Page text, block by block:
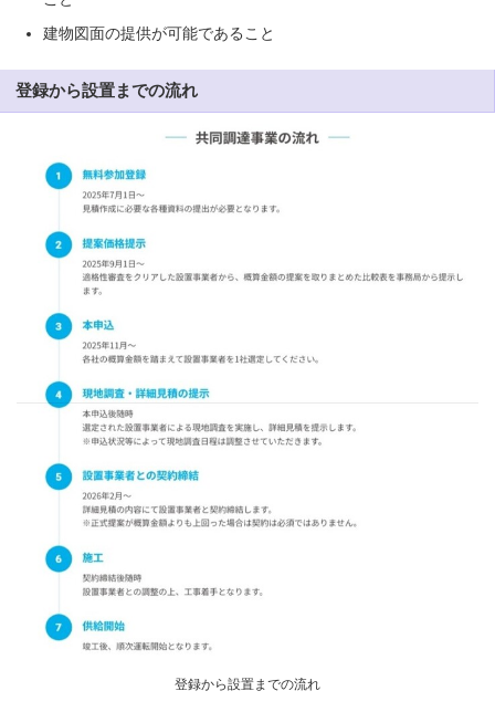
建物図面の提供が可能であること
登録から設置までの流れ
登録から設置までの流れ